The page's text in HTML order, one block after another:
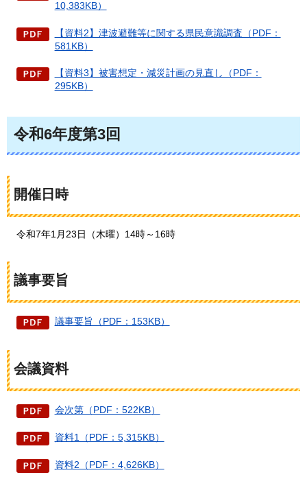
10,383KB）
【資料2】津波避難等に関する県民意識調査（PDF：
581KB）
【資料3】被害想定・減災計画の見直し（PDF：
295KB）
令和6年度第3回
開催日時
令和7年1月23日（木曜）14時～16時
議事要旨
議事要旨（PDF：153KB）
会議資料
会次第（PDF：522KB）
資料1（PDF：5,315KB）
資料2（PDF：4,626KB）